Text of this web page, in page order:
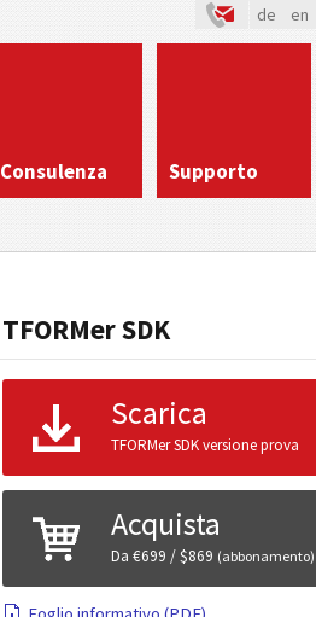
de en
Consulenza Supporto
TFORMer SDK
Scarica
TFORMer SDK versione prova
Acquista
Da €699 / $869 (abbonamento)